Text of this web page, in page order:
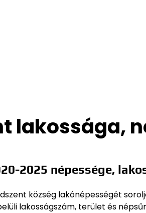
lakossága,
2025 népessége,
község lakónépességét
lakosságszám, terület és